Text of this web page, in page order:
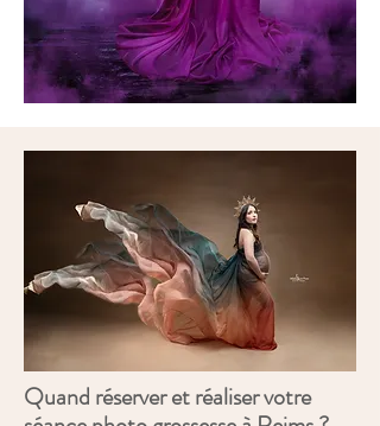
Quand réserver et réaliser votre